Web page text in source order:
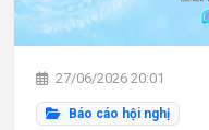
27/06/2026 20:01
Báo cáo hội nghị